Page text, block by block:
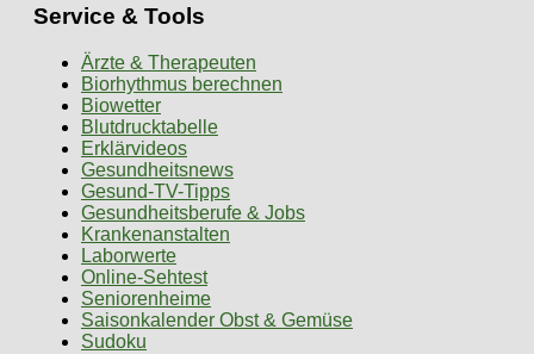
Service & Tools
Ärzte & Therapeuten
Biorhythmus berechnen
Biowetter
Blutdrucktabelle
Erklärvideos
Gesundheitsnews
Gesund-TV-Tipps
Gesundheitsberufe & Jobs
Krankenanstalten
Laborwerte
Online-Sehtest
Seniorenheime
Saisonkalender Obst & Gemüse
Sudoku